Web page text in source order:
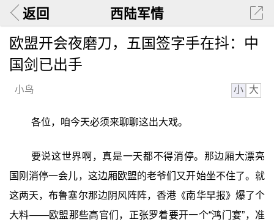
返回 西陆军情
欧盟开会夜磨刀，五国签字手在抖：中
国剑已出手
小鸟 小 大
各位，咱今天必须来聊聊这出大戏。
要说这世界啊，真是一天都不得消停。那边厢大漂亮
国刚消停一会儿，这边厢欧盟的老爷们又开始坐不住了。就
这两天，布鲁塞尔那边阴风阵阵，香港《南华早报》爆了个
大料——欧盟那些高官们，正张罗着要开一个“鸿门宴”，准